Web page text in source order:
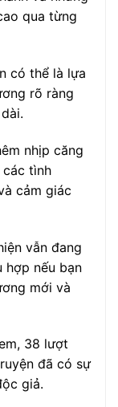
qua từng
có thể là lựa
rõ ràng
nhịp căng
tình
cảm giác
vẫn đang
hợp nếu bạn
mới và
38 lượt
đã có sự
giả.